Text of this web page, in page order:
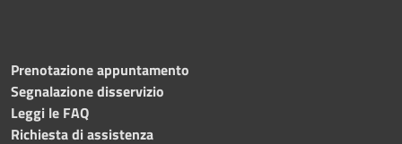
Prenotazione appuntamento
Segnalazione disservizio
Leggi le FAQ
Richiesta di assistenza